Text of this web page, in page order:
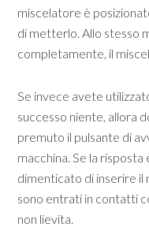
miscelatore è
di metterlo. Allo stesso
completamente, il
Se invece avete
successo niente, allora
premuto il pulsante di
macchina. Se la
dimenticato di inserire il
sono entrati in contatti
non lievita.